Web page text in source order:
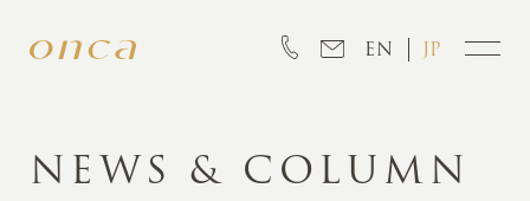
EN JP
INFORMATION
NEWS & COLUMN